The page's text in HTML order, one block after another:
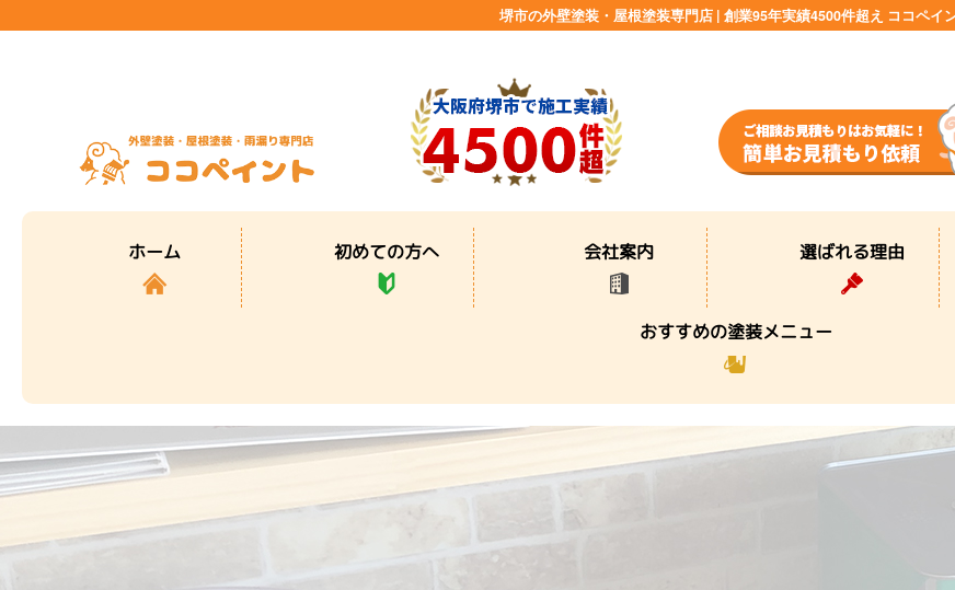
堺市の外壁塗装・屋根塗装専門店 | 創業95年実績4500件超え ココペイ
ホーム 初めての方へ 会社案内 選ばれる理由
おすすめの塗装メニュー